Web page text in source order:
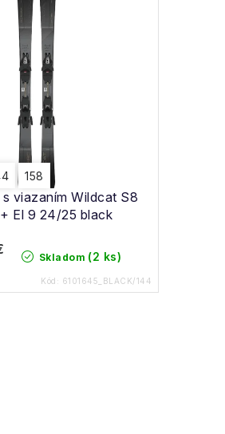
s viazaním Wildcat S8
El 9 24/25 black
158
Skladom (2 ks)
Kód: 6101645_BLACK/144